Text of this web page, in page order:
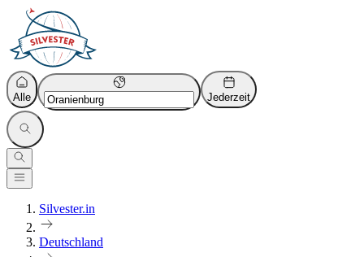
Alle Jederzeit
Silvester.in
Deutschland